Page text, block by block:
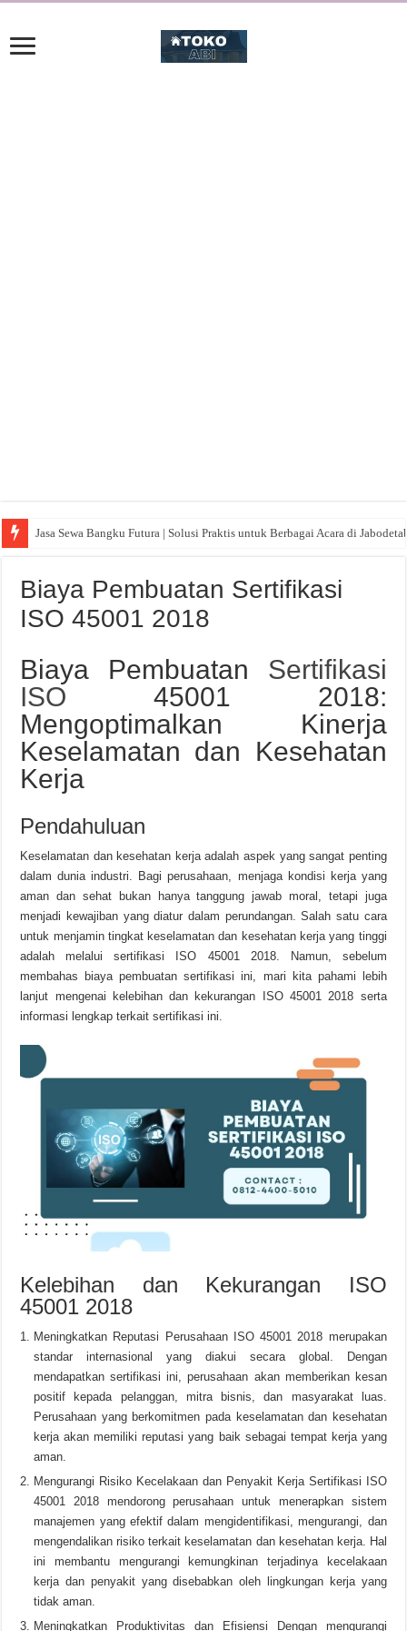
Jasa Sewa Bangku Futura | Solusi Praktis untuk Berbagai Acara di
Biaya Pembuatan Sertifikasi
ISO 45001 2018
Biaya Pembuatan Sertifikasi
ISO 45001 2018:
Mengoptimalkan Kinerja
Keselamatan dan Kesehatan
Kerja
Pendahuluan
Keselamatan dan kesehatan kerja adalah aspek yang sangat penting
dalam dunia industri. Bagi perusahaan, menjaga kondisi kerja yang
aman dan sehat bukan hanya tanggung jawab moral, tetapi juga
menjadi kewajiban yang diatur dalam perundangan. Salah satu cara
untuk menjamin tingkat keselamatan dan kesehatan kerja yang tinggi
adalah melalui sertifikasi ISO 45001 2018. Namun, sebelum
membahas biaya pembuatan sertifikasi ini, mari kita pahami lebih
lanjut mengenai kelebihan dan kekurangan ISO 45001 2018 serta
informasi lengkap terkait sertifikasi ini.
Kelebihan dan Kekurangan ISO
45001 2018
Meningkatkan Reputasi Perusahaan ISO 45001 2018 merupakan
standar internasional yang diakui secara global. Dengan
mendapatkan sertifikasi ini, perusahaan akan memberikan kesan
positif kepada pelanggan, mitra bisnis, dan masyarakat luas.
Perusahaan yang berkomitmen pada keselamatan dan kesehatan
kerja akan memiliki reputasi yang baik sebagai tempat kerja yang
aman.
Mengurangi Risiko Kecelakaan dan Penyakit Kerja Sertifikasi ISO
45001 2018 mendorong perusahaan untuk menerapkan sistem
manajemen yang efektif dalam mengidentifikasi, mengurangi, dan
mengendalikan risiko terkait keselamatan dan kesehatan kerja. Hal
ini membantu mengurangi kemungkinan terjadinya kecelakaan
kerja dan penyakit yang disebabkan oleh lingkungan kerja yang
tidak aman.
Meningkatkan Produktivitas dan Efisiensi Dengan mengurangi